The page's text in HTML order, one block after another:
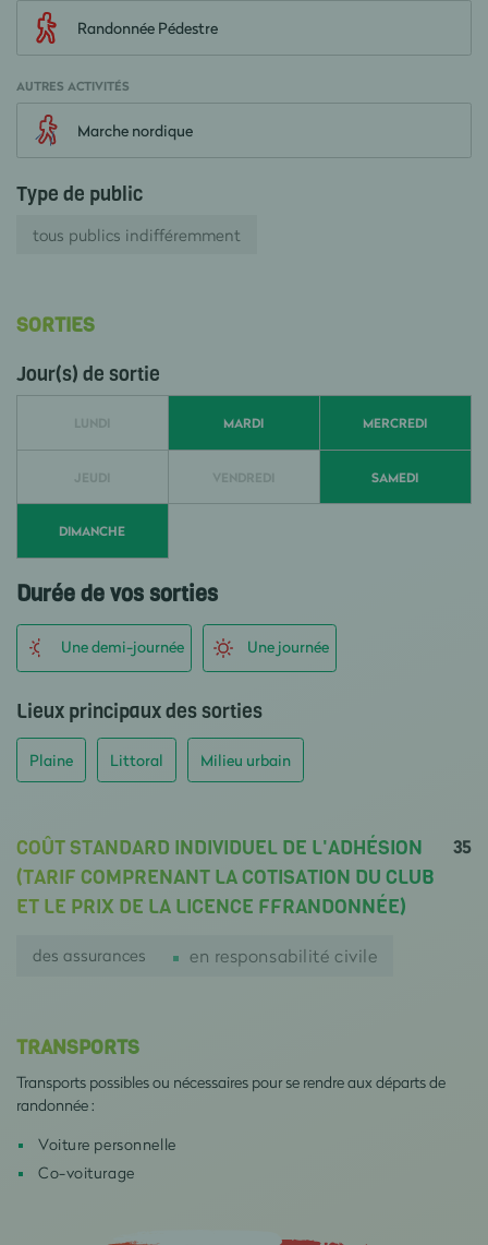
Randonnée Pédestre
AUTRES ACTIVITÉS
Marche nordique
Type de public
tous publics indifféremment
SORTIES
Jour(s) de sortie
LUNDI MARDI MERCREDI
JEUDI VENDREDI SAMEDI
DIMANCHE
Durée de vos sorties
Une demi-journée Une journée
Lieux principaux des sorties
Plaine Littoral Milieu urbain
COÛT STANDARD INDIVIDUEL DE L'ADHÉSION
(TARIF COMPRENANT LA COTISATION DU CLUB
ET LE PRIX DE LA LICENCE FFRANDONNÉE)
35
des assurances en responsabilité civile
TRANSPORTS
Transports possibles ou nécessaires pour se rendre aux départs de
randonnée :
Voiture personnelle
Co-voiturage